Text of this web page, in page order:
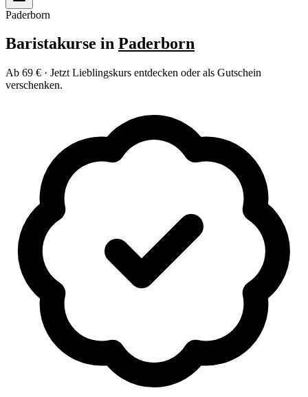
Paderborn
Baristakurse in Paderborn
Ab 69 € · Jetzt Lieblingskurs entdecken oder als Gutschein
verschenken.